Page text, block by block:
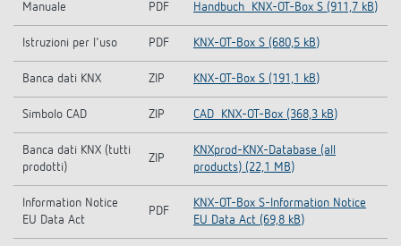
Manuale PDF Handbuch_KNX-OT-Box S (911,7 kB)
Istruzioni per l'uso PDF KNX-OT-Box S (680,5 kB)
Banca dati KNX ZIP KNX-OT-Box S (191,1 kB)
Simbolo CAD ZIP CAD_KNX-OT-Box (368,3 kB)
Banca dati KNX (tutti
prodotti)
ZIP
KNXprod-KNX-Database (all
products) (22,1 MB)
Information Notice
EU Data Act
PDF
KNX-OT-Box S-Information Notice
EU Data Act (69,8 kB)